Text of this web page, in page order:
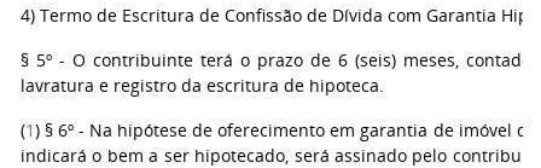
4) Termo de Escritura de Confissão de Dívida com Garantia
§ 5º - O contribuinte terá o prazo de 6 (seis) meses,
lavratura e registro da escritura de hipoteca.
(1) § 6º - Na hipótese de oferecimento em garantia de imóvel
indicará o bem a ser hipotecado, será assinado pelo